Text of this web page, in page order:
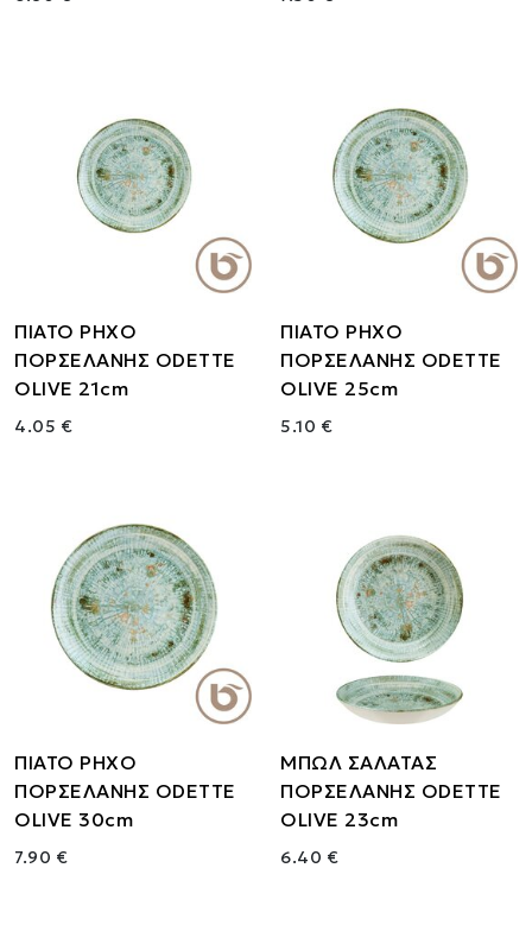
ΠΙΑΤΟ ΡΗΧΟ
ΠΟΡΣΕΛΑΝΗΣ ODETTE
OLIVE 21cm
4.05 €
ΠΙΑΤΟ ΡΗΧΟ
ΠΟΡΣΕΛΑΝΗΣ ODETTE
OLIVE 25cm
5.10 €
ΠΙΑΤΟ ΡΗΧΟ
ΠΟΡΣΕΛΑΝΗΣ ODETTE
OLIVE 30cm
7.90 €
ΜΠΩΛ ΣΑΛΑΤΑΣ
ΠΟΡΣΕΛΑΝΗΣ ODETTE
OLIVE 23cm
6.40 €